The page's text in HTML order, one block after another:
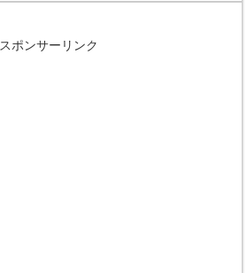
スポンサーリンク